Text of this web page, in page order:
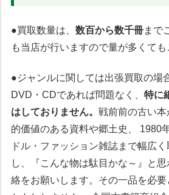
●買取数量は、数百から数千冊まで
も当店が行いますので量が多くても
●ジャンルに関しては出張買取の場
DVD・CDであれば問題なく、特に
はしておりません。戦前前の古い
的価値のある資料や郷土史、 1980
ドル・ファッション雑誌まで幅広
し、『こんな物は駄目かな～』と
絡をお願いします。その一品を必